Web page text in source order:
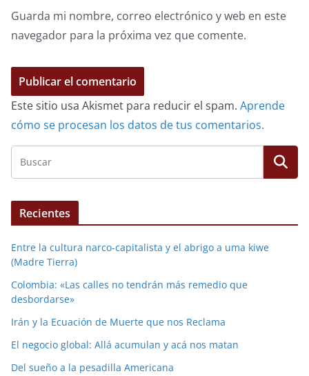
Guarda mi nombre, correo electrónico y web en este
navegador para la próxima vez que comente.
Este sitio usa Akismet para reducir el spam. Aprende
cómo se procesan los datos de tus comentarios.
Recientes
Entre la cultura narco-capitalista y el abrigo a uma kiwe
(Madre Tierra)
Colombia: «Las calles no tendrán más remedio que
desbordarse»
Irán y la Ecuación de Muerte que nos Reclama
El negocio global: Allá acumulan y acá nos matan
Del sueño a la pesadilla Americana